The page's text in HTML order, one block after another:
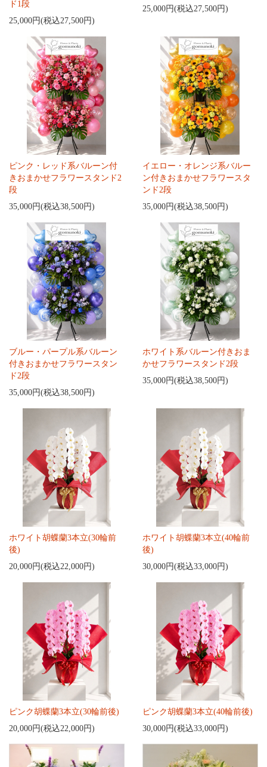
ド1段
25,000円(税込27,500円)
25,000円(税込27,500円)
ピンク・レッド系バルーン付
きおまかせフラワースタンド2
段
35,000円(税込38,500円)
イエロー・オレンジ系バルー
ン付きおまかせフラワースタ
ンド2段
35,000円(税込38,500円)
ブルー・パープル系バルーン
付きおまかせフラワースタン
ド2段
35,000円(税込38,500円)
ホワイト系バルーン付きおま
かせフラワースタンド2段
35,000円(税込38,500円)
ホワイト胡蝶蘭3本立(30輪前
後)
20,000円(税込22,000円)
ホワイト胡蝶蘭3本立(40輪前
後)
30,000円(税込33,000円)
ピンク胡蝶蘭3本立(30輪前後)
20,000円(税込22,000円)
ピンク胡蝶蘭3本立(40輪前後)
30,000円(税込33,000円)